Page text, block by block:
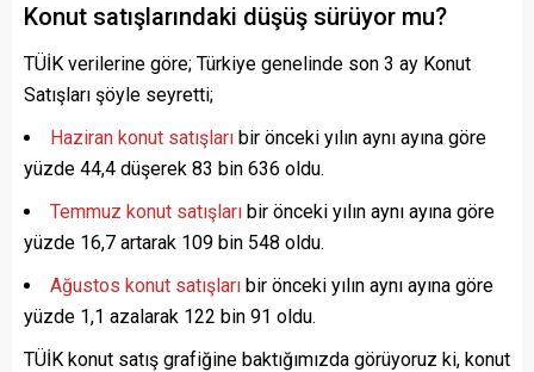
Konut satışlarındaki düşüş sürüyor mu?
TÜİK verilerine göre; Türkiye genelinde son 3 ay Konut
Satışları şöyle seyretti;
Haziran konut satışları bir önceki yılın aynı ayına göre
yüzde 44,4 düşerek 83 bin 636 oldu.
Temmuz konut satışları bir önceki yılın aynı ayına göre
yüzde 16,7 artarak 109 bin 548 oldu.
Ağustos konut satışları bir önceki yılın aynı ayına göre
yüzde 1,1 azalarak 122 bin 91 oldu.
TÜİK konut satış grafiğine baktığımızda görüyoruz ki, konut